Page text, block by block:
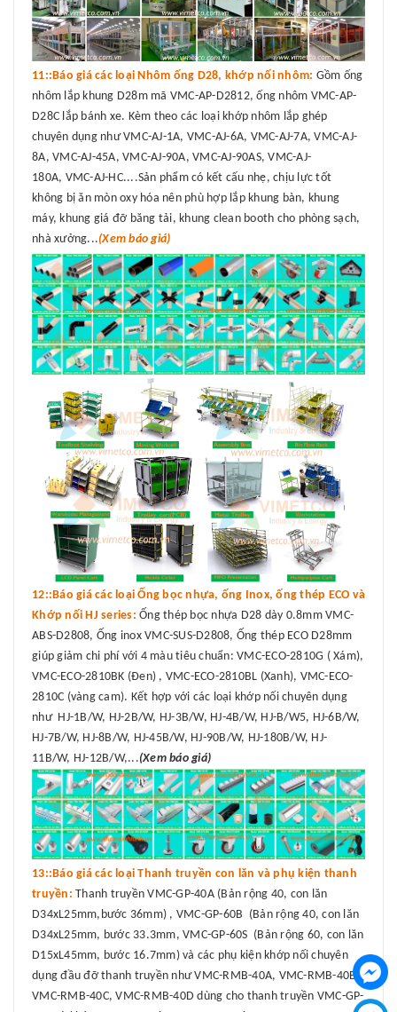
11::Báo giá các loại Nhôm ống D28, khớp nối nhôm: Gồm ống
nhôm lắp khung D28m mã VMC-AP-D2812, ống nhôm VMC-AP-
D28C lắp bánh xe. Kèm theo các loại khớp nhôm lắp ghép
chuyên dụng như VMC-AJ-1A, VMC-AJ-6A, VMC-AJ-7A, VMC-AJ-
8A, VMC-AJ-45A, VMC-AJ-90A, VMC-AJ-90AS, VMC-AJ-
180A, VMC-AJ-HC....Sản phẩm có kết cấu nhẹ, chịu lực tốt
không bị ăn mòn oxy hóa nên phù hợp lắp khung bàn, khung
máy, khung giá đỡ băng tải, khung clean booth cho phòng sạch,
nhà xưởng...(Xem báo giá)
12::Báo giá các loại Ống bọc nhựa, ống Inox, ống thép ECO và
Khớp nối HJ series: Ống thép bọc nhựa D28 dày 0.8mm VMC-
ABS-D2808, Ống inox VMC-SUS-D2808, Ống thép ECO D28mm
giúp giảm chi phí với 4 màu tiêu chuẩn: VMC-ECO-2810G ( Xám),
VMC-ECO-2810BK (Đen) , VMC-ECO-2810BL (Xanh), VMC-ECO-
2810C (vàng cam). Kết hợp với các loại khớp nối chuyên dụng
như HJ-1B/W, HJ-2B/W, HJ-3B/W, HJ-4B/W, HJ-B/W5, HJ-6B/W,
HJ-7B/W, HJ-8B/W, HJ-45B/W, HJ-90B/W, HJ-180B/W, HJ-
11B/W, HJ-12B/W,...(Xem báo giá)
13::Báo giá các loại Thanh truyền con lăn và phụ kiện thanh
truyền: Thanh truyền VMC-GP-40A (Bản rộng 40, con lăn
D34xL25mm,bước 36mm) , VMC-GP-60B (Bản rộng 40, con lăn
D34xL25mm, bước 33.3mm, VMC-GP-60S (Bản rộng 60, con lăn
D15xL45mm, bước 16.7mm) và các phụ kiện khớp nối chuyên
dụng đầu đỡ thanh truyền như VMC-RMB-40A, VMC-RMB-40B,
VMC-RMB-40C, VMC-RMB-40D dùng cho thanh truyền VMC-GP-